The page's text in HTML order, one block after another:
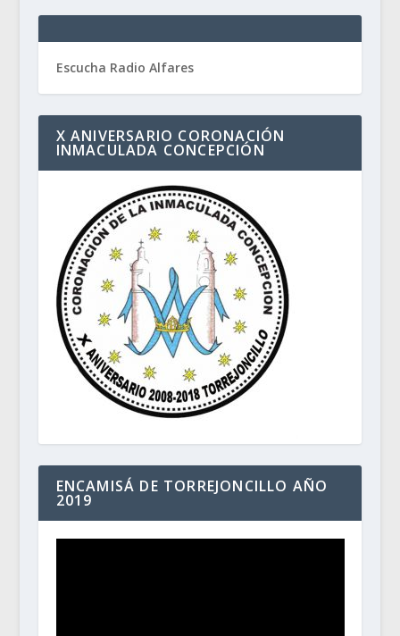
Escucha Radio Alfares
X ANIVERSARIO CORONACIÓN
INMACULADA CONCEPCIÓN
ENCAMISÁ DE TORREJONCILLO AÑO
2019